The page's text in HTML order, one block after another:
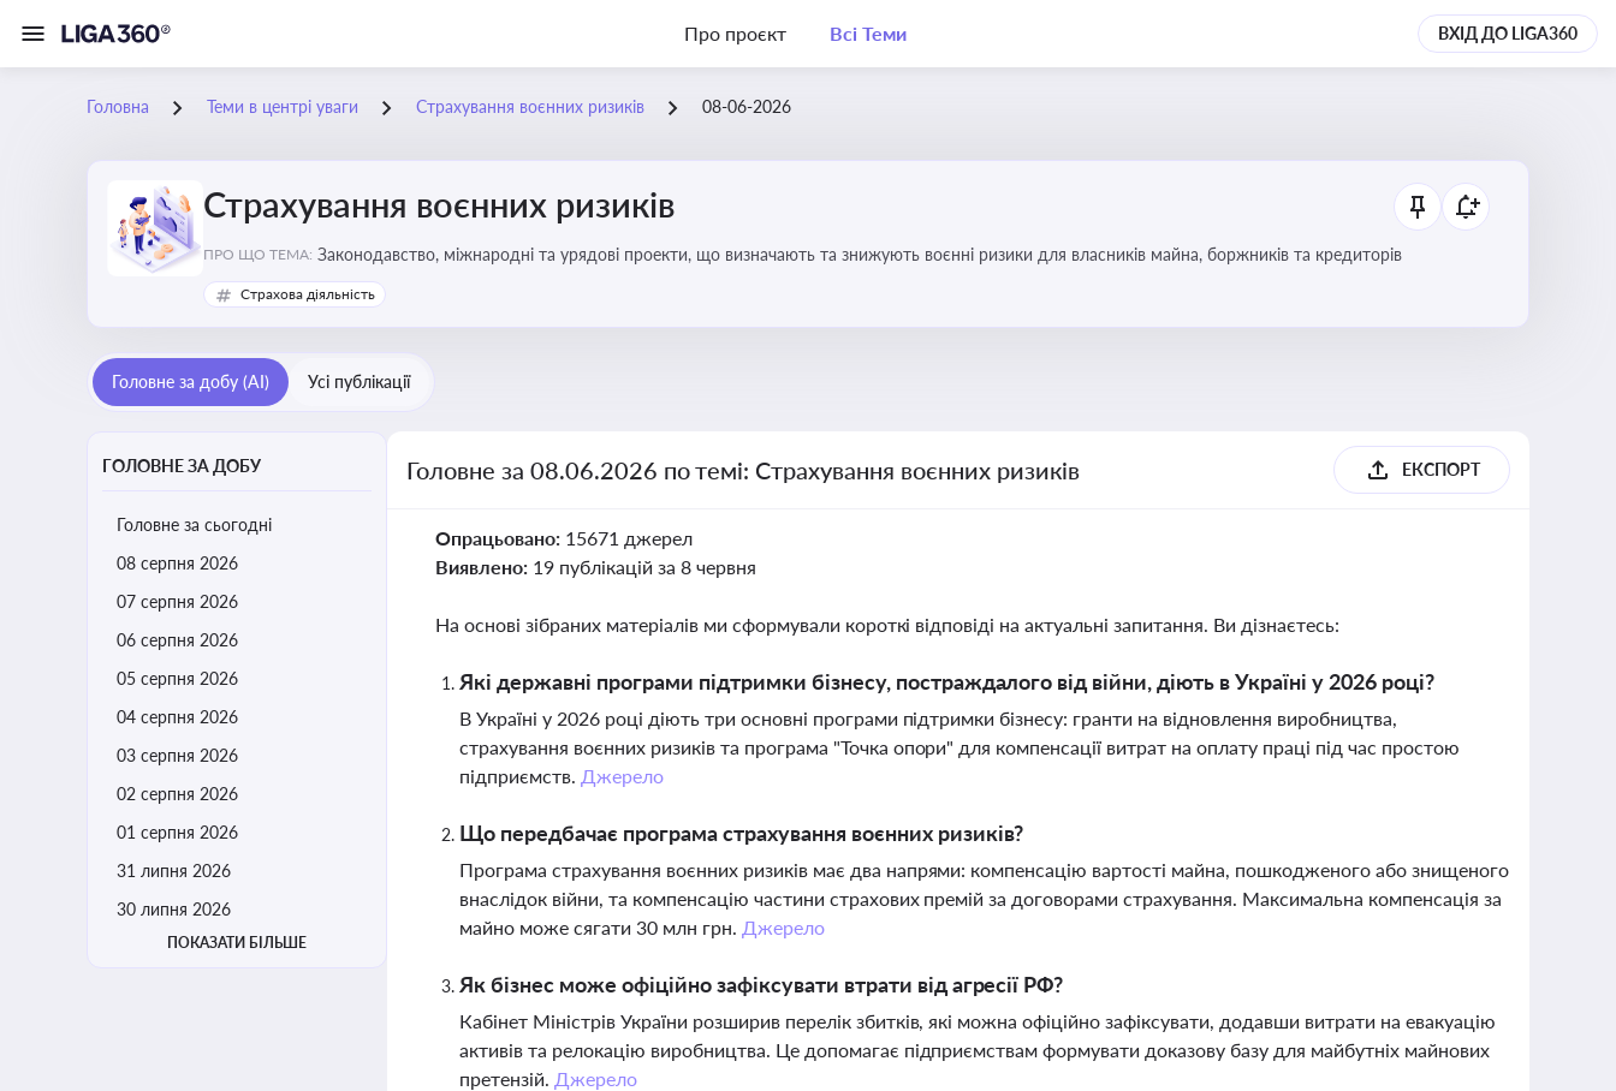
Про проєкт Всі Теми ВХІД ДО LIGA360
Головна Теми в центрі уваги Страхування воєнних ризиків 08-06-2026
Страхування воєнних ризиків
ПРО ЩО ТЕМА: Законодавство, міжнародні та урядові проекти, що визначають та знижують воєнні ризики для власників майна, боржників та кредиторів
Страхова діяльність
Головне за добу (AI) Усі публікації
ГОЛОВНЕ ЗА ДОБУ
Головне за сьогодні
08 серпня 2026
07 серпня 2026
06 серпня 2026
05 серпня 2026
04 серпня 2026
03 серпня 2026
02 серпня 2026
01 серпня 2026
31 липня 2026
30 липня 2026
ПОКАЗАТИ БІЛЬШЕ
Головне за 08.06.2026 по темі: Страхування воєнних ризиків ЕКСПОРТ
Опрацьовано: 15671 джерел
Виявлено: 19 публікацій за 8 червня
На основі зібраних матеріалів ми сформували короткі відповіді на актуальні запитання. Ви дізнаєтесь:
Які державні програми підтримки бізнесу, постраждалого від війни, діють в Україні у 2026 році?
В Україні у 2026 році діють три основні програми підтримки бізнесу: гранти на відновлення виробництва,
страхування воєнних ризиків та програма "Точка опори" для компенсації витрат на оплату праці під час простою
підприємств. Джерело
Що передбачає програма страхування воєнних ризиків?
Програма страхування воєнних ризиків має два напрями: компенсацію вартості майна, пошкодженого або знищеного
внаслідок війни, та компенсацію частини страхових премій за договорами страхування. Максимальна компенсація за
майно може сягати 30 млн грн. Джерело
Як бізнес може офіційно зафіксувати втрати від агресії РФ?
Кабінет Міністрів України розширив перелік збитків, які можна офіційно зафіксувати, додавши витрати на евакуацію
активів та релокацію виробництва. Це допомагає підприємствам формувати доказову базу для майбутніх майнових
претензій. Джерело